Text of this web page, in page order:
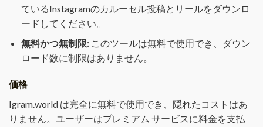
ているInstagramのカルーセル投稿とリールをダウンロ
ードしてください。
無料かつ無制限: このツールは無料で使用でき、ダウン
ロード数に制限はありません。
価格
Igram.world は完全に無料で使用でき、隠れたコストはあ
りません。ユーザーはプレミアム サービスに料金を支払